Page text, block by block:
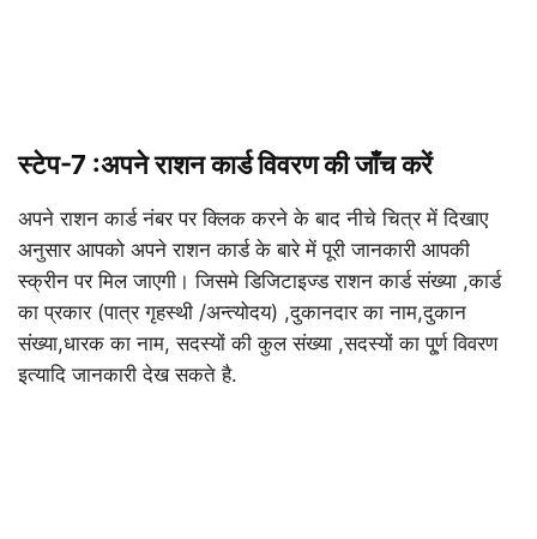
स्टेप-7 :अपने राशन कार्ड विवरण की जाँच करें
अपने राशन कार्ड नंबर पर क्लिक करने के बाद नीचे चित्र में दिखाए
अनुसार आपको अपने राशन कार्ड के बारे में पूरी जानकारी आपकी
स्क्रीन पर मिल जाएगी। जिसमे डिजिटाइज्ड राशन कार्ड संख्या ,कार्ड
का प्रकार (पात्र गृहस्थी /अन्त्योदय) ,दुकानदार का नाम,दुकान
संख्या,धारक का नाम, सदस्यों की कुल संख्या ,सदस्यों का पू्र्ण विवरण
इत्यादि जानकारी देख सकते है.